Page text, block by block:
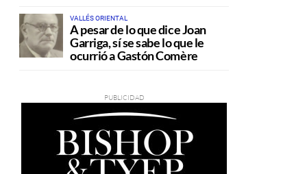
VALLÉS ORIENTAL
A pesar de lo que dice Joan
Garriga, sí se sabe lo que le
ocurrió a Gastón Comère